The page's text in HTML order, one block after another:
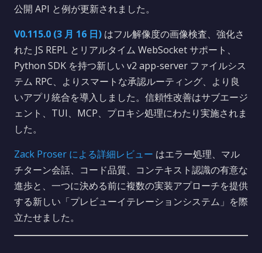
公開 API と例が更新されました。
V0.115.0 (3 月 16 日) はフル解像度の画像検査、強化さ
れた JS REPL とリアルタイム WebSocket サポート、
Python SDK を持つ新しい v2 app-server ファイルシス
テム RPC、よりスマートな承認ルーティング、より良
いアプリ統合を導入しました。信頼性改善はサブエージ
ェント、TUI、MCP、プロキシ処理にわたり実施されま
した。
Zack Proser による詳細レビュー はエラー処理、マル
チターン会話、コード品質、コンテキスト認識の有意な
進歩と、一つに決める前に複数の実装アプローチを提供
する新しい「プレビューイテレーションシステム」を際
立たせました。